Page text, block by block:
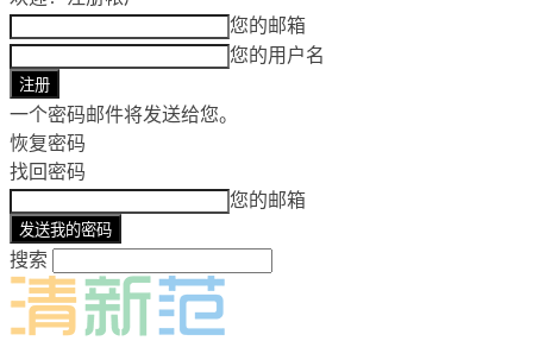
您的邮箱
您的用户名
一个密码邮件将发送给您。
恢复密码
找回密码
您的邮箱
搜索